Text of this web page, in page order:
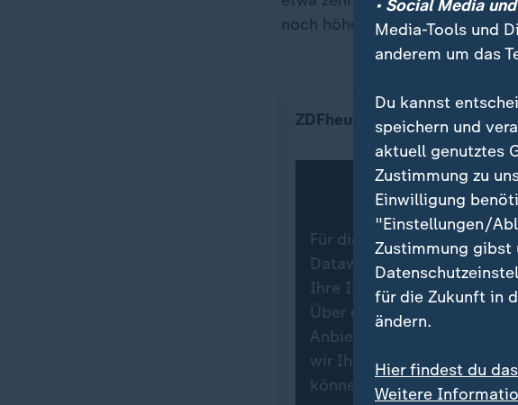
noch höher, weil Freizeit- und
Sparquote privater Haushalte
ZDFheute Infografik
Ein
Für die Darstellung von
Datawrapper. Erst wenn
Ihre IP-Adresse wird
Über den Datenschutz
Anbieters informieren. Um
wir Ihre Zustimmung in den
können Sie im Bereich
• Social Media
Media-Tools und
anderem um das
Du kannst
speichern und
aktuell genutztes
Zustimmung zu
Einwilligung
"Einstellungen/
Zustimmung gibst
für die Zukunft in
ändern.
Hier findest du
Weitere